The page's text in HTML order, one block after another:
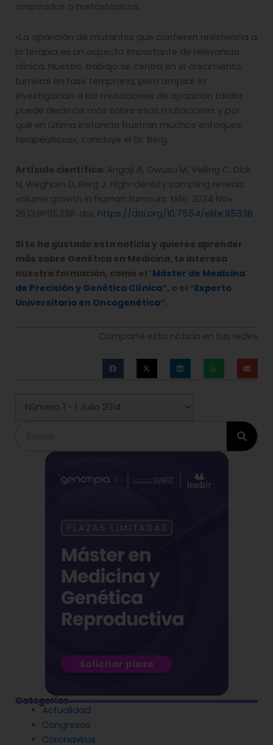
avanzados o metastásicos.
«La aparición de mutantes que confieren resistencia a
la terapia es un aspecto importante de relevancia
clínica. Nuestro trabajo se centra en el crecimiento
tumoral en fase temprana, pero ampliar la
investigación a las mutaciones de aparición tardía
puede decirnos más sobre esas mutaciones y por
qué en última instancia frustran muchos enfoques
terapéuticos», concluye el Dr. Berg.
Artículo científico: Angaji A, Owusu M, Velling C, Dick
N, Weghorn D, Berg J. High-density sampling reveals
volume growth in human tumours. Elife. 2024 Nov
26;13:RP95338. doi: https://doi.org/10.7554/elife.95338
Si te ha gustado esta noticia y quieres aprender
más sobre Genética en Medicina, te interesa
nuestra formación, como el “Máster de Medicina
de Precisión y Genética Clínica“, o el “Experto
Universitario en Oncogenética“.
Comparte esta noticia en tus redes
Categorías
Actualidad
Congresos
Coronavirus